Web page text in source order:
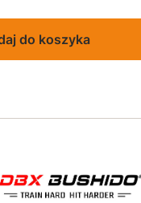
do koszyka